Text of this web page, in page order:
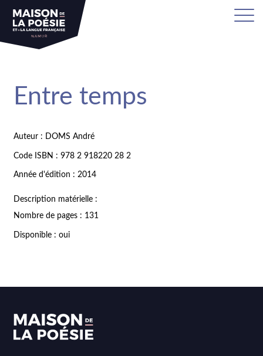
Entre temps
Auteur : DOMS André
Code ISBN : 978 2 918220 28 2
Année d'édition : 2014
Description matérielle :
Nombre de pages : 131
Disponible : oui